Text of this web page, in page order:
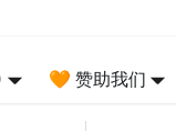
🧡 赞助我们